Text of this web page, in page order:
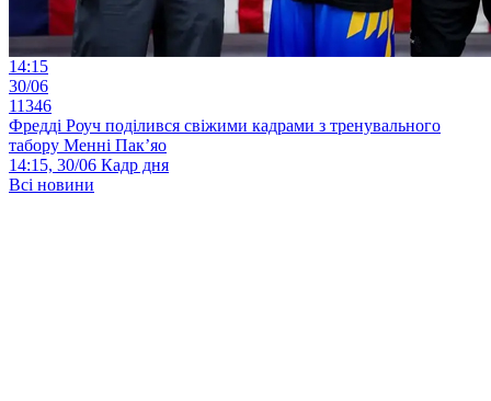
14:15
30/06
11346
Фредді Роуч поділився свіжими кадрами з тренувального
табору Менні Пак’яо
14:15, 30/06 Кадр дня
Всі новини